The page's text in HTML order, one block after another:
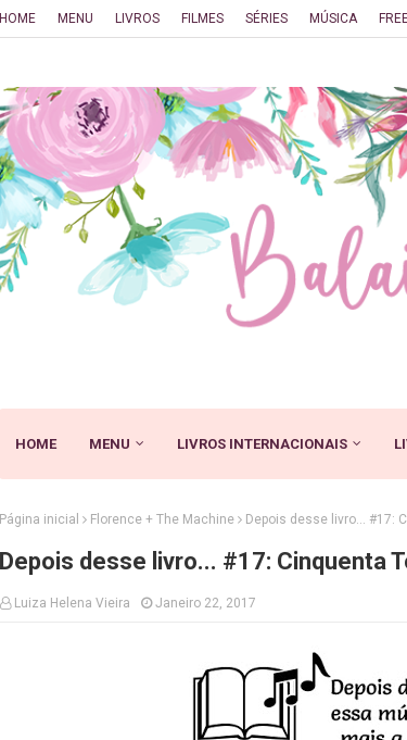
HOME MENU LIVROS FILMES SÉRIES MÚSICA
HOME MENU LIVROS INTERNACIONAIS
Página inicial Florence + The Machine Depois desse livro... #17:
Depois desse livro... #17: Cinquenta
Luiza Helena Vieira Janeiro 22, 2017